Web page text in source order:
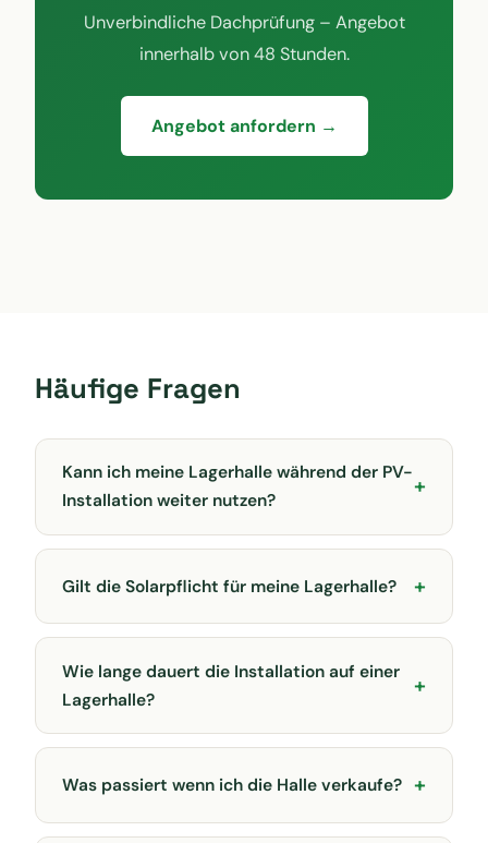
Unverbindliche Dachprüfung – Angebot
innerhalb von 48 Stunden.
Angebot anfordern →
Häufige Fragen
Kann ich meine Lagerhalle während der PV-
Installation weiter nutzen?
Gilt die Solarpflicht für meine Lagerhalle?
Wie lange dauert die Installation auf einer
Lagerhalle?
Was passiert wenn ich die Halle verkaufe?